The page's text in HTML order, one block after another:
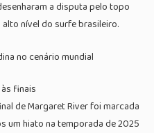
a disputa pelo topo
nível do surfe brasileiro.
no cenário mundial
finais
de Margaret River foi marcada
um hiato na temporada de 2025